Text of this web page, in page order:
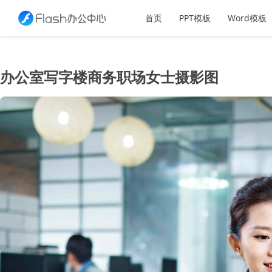
首页 PPT模板 Word模板
办公室写字楼商务职场女士摄影图